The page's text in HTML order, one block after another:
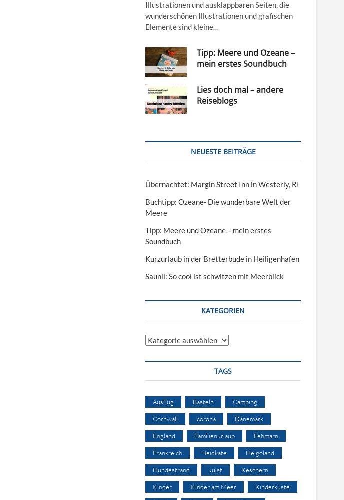
Illustrationen und ausklappbaren Seiten, die
wunderschönen Illustrationen und grafischen
Elemente sind kleine…
Tipp: Meere und Ozeane –
mein erstes Soundbuch
Lies doch mal – andere
Reiseblogs
NEUESTE BEITRÄGE
Übernachtet: Margin Street Inn in Westerly, RI
Buchtipp: Ozeane- Die wunderbare Welt der
Meere
Tipp: Meere und Ozeane – mein erstes
Soundbuch
Kurzurlaub in der Bretterbude in Heiligenhafen
Saunli: So cool ist schwitzen mit Meerblick
KATEGORIEN
Kategorien
TAGS
Ausflug Basteln Camping
Cornwall corona Dänemark
England Familienurlaub Fehmarn
Frankreich Heidkate Helgoland
Hundestrand Juist Keschern
Kinder Kinder am Meer Kinderküste